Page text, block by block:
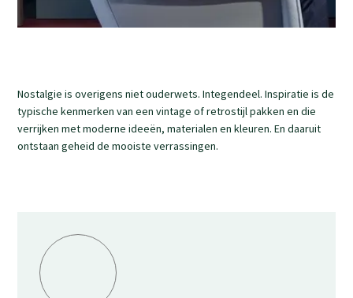
Nostalgie is overigens niet ouderwets. Integendeel. Inspiratie is de
typische kenmerken van een vintage of retrostijl pakken en die
verrijken met moderne ideeën, materialen en kleuren. En daaruit
ontstaan geheid de mooiste verrassingen.